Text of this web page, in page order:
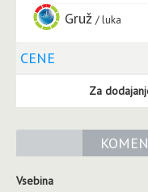
Gruž luka
CENE
Za
Vsebina